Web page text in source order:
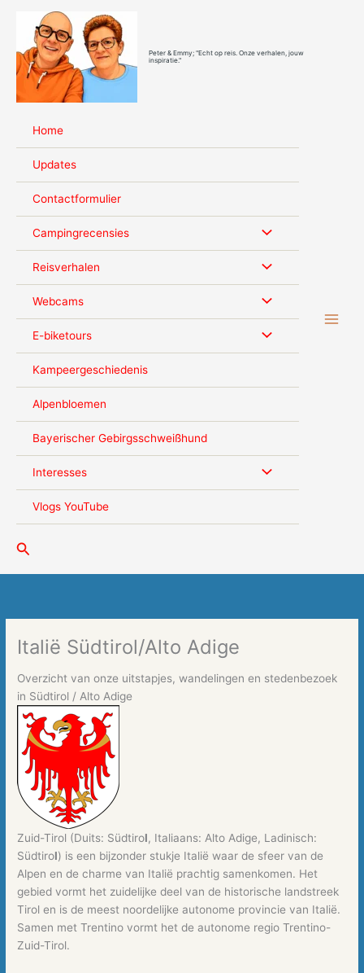
inhoud
Peter & Emmy; "Echt op reis. Onze verhalen, jouw
inspiratie."
Home
Updates
Contactformulier
Campingrecensies
Reisverhalen
Webcams
E-biketours
Kampeergeschiedenis
Alpenbloemen
Bayerischer Gebirgsschweißhund
Interesses
Vlogs YouTube
Zoeken
Italië Südtirol/Alto Adige
Overzicht van onze uitstapjes, wandelingen en stedenbezoek
in Südtirol / Alto Adige
Zuid-Tirol (Duits: Südtirol, Italiaans: Alto Adige, Ladinisch:
Südtirol) is een bijzonder stukje Italië waar de sfeer van de
Alpen en de charme van Italië prachtig samenkomen. Het
gebied vormt het zuidelijke deel van de historische landstreek
Tirol en is de meest noordelijke autonome provincie van Italië.
Samen met Trentino vormt het de autonome regio Trentino-
Zuid-Tirol.